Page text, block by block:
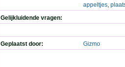
appeltjes,
Gelijkluidende vragen:
Geplaatst door: Gizmo